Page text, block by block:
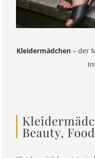
Kleidermädchen – der
Beauty,